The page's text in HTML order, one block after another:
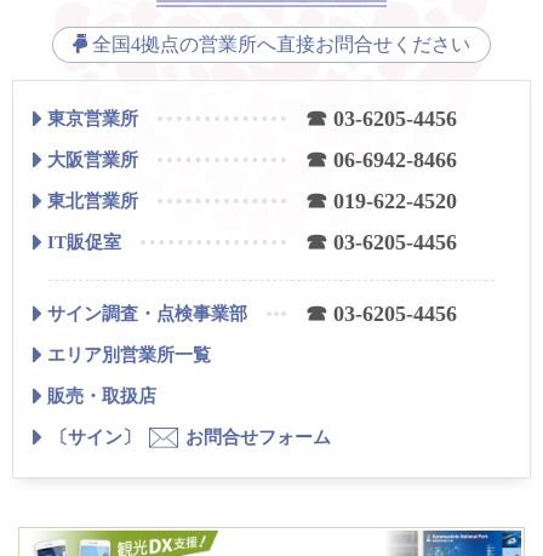
全国4拠点の営業所へ直接お問合せください
東京営業所 ☎ 03-6205-4456
大阪営業所 ☎ 06-6942-8466
東北営業所 ☎ 019-622-4520
IT販促室 ☎ 03-6205-4456
サイン調査・点検事業部 ☎ 03-6205-4456
エリア別営業所一覧
販売・取扱店
〔サイン〕
お問合せフォーム